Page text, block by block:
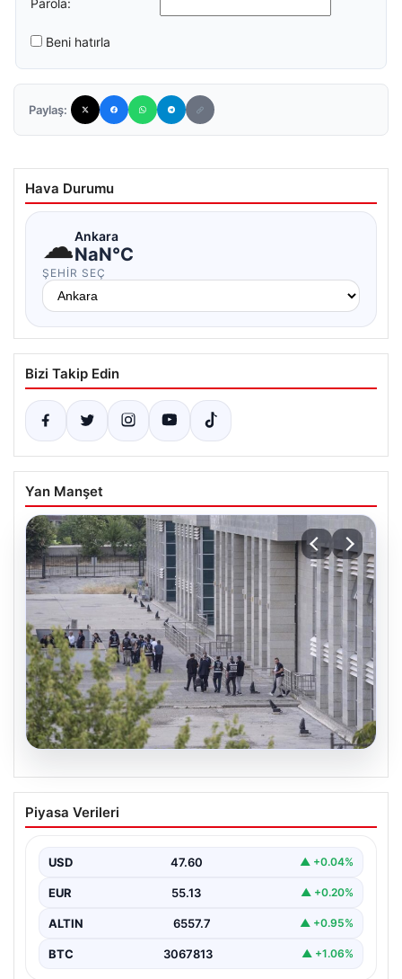
Beni hatırla
Paylaş:
Hava Durumu
☁Ankara
NaN°C
ŞEHIR SEÇ
Bizi Takip Edin
Yan Manşet
Etimesgut Belediyesi’nde Geniş
Kapsamlı Soruşturma: Başkan
Çıktı
Ankara'nın Etimesgut ilçesinde bulunan belediyeye
yönelik yürütülen kapsamlı soruşturma kapsamında
Piyasa Verileri
USD 47.60 ▲ +0.04%
EUR 55.13 ▲ +0.20%
ALTIN 6557.7 ▲ +0.95%
BTC 3067813 ▲ +1.06%